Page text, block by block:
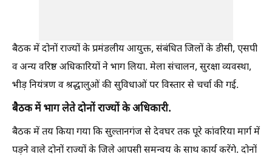
बैठक में दोनों राज्यों के प्रमंडलीय आयुक्त, संबंधित जिलों के डीसी, एसपी
व अन्य वरिष्ठ अधिकारियों ने भाग लिया. मेला संचालन, सुरक्षा व्यवस्था,
भीड़ नियंत्रण व श्रद्धालुओं की सुविधाओं पर विस्तार से चर्चा की गई.
बैठक में भाग लेते दोनों राज्यों के अधिकारी.
बैठक में तय किया गया कि सुल्तानगंज से देवघर तक पूरे कांवरिया मार्ग में
पड़ने वाले दोनों राज्यों के जिले आपसी समन्वय के साथ कार्य करेंगे. दोनों